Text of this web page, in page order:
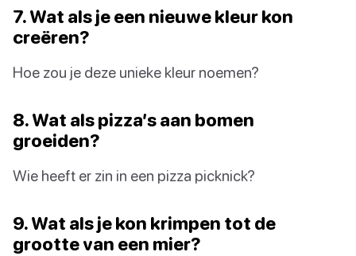
7. Wat als je een nieuwe kleur kon
creëren?
Hoe zou je deze unieke kleur noemen?
8. Wat als pizza’s aan bomen
groeiden?
Wie heeft er zin in een pizza picknick?
9. Wat als je kon krimpen tot de
grootte van een mier?